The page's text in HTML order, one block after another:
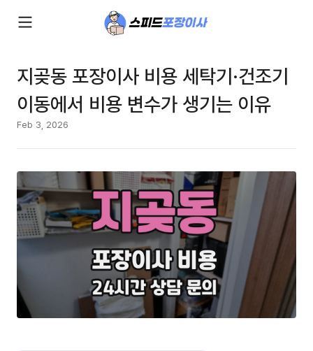
지곶동 포장이사 비용 세탁기·건조기
이동에서 비용 변수가 생기는 이유
Feb 3, 2026